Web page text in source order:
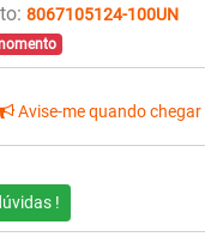
8067105124-100UN
Avise-me quando chegar
!